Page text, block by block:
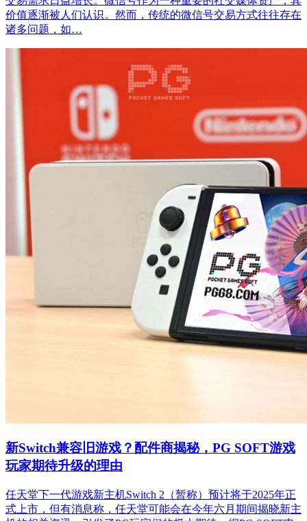
价值逐渐被人们认识。然而，传统的微信号交易方式往往存在
诸多问题，如…
新Switch兼容旧游戏？配件商揭秘，PG SOFT游戏
玩家期待升级的理由
任天堂下一代游戏新主机Switch 2（暂称）预计将于2025年正
式上市，但有消息称，任天堂可能会在今年六月期间揭晓新主